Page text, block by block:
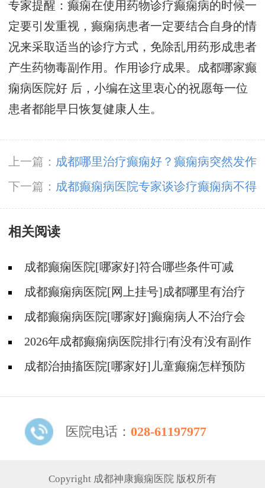
专家提醒：癫痫在使用药物诊疗癫痫病的时候一
定要引发重视，癫痫病患者一定要结合自身的情
况来采取适当的诊疗方式，免除乱用药形成患者
产生药物毒副作用。作用诊疗成果。 成都哪家癫
痫病医院好 后，小编在这里衷心的祝愿每一位
患者都能早日恢复健康人生。
上一篇： 成都哪里治疗癫痫好？癫痫病突然发作
怎么办？
下一篇： 成都癫痫病医院专家谈诊疗癫痫病不得
不思考遗传情况
相关阅读
成都癫痫医院[哪家好]符合哪些条件可减
药、停药?
成都癫痫病医院[网上挂号]成都哪里有治疗
癫痫的中医?
成都癫痫病医院[哪家好]癫痫病人不治疗会
怎样?2026年成都癫痫病医院排行|有没有没有副作
用的抗癫痫药物呢？
成都治抽搐医院[哪家好]儿童癫痫怎样预防
医院电话： 028-61197977
Copyright 成都神康癫痫医院 版权所有